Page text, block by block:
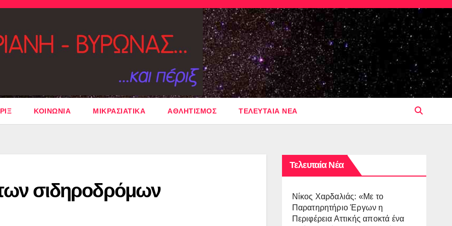
ΚΟΙΝΩΝΙΑ ΜΙΚΡΑΣΙΑΤΙΚΑ ΑΘΛΗΤΙΣΜΟΣ ΤΕΛΕΥΤΑΙΑ ΝΕΑ
των σιδηροδρόμων
Τελευταία Νέα
Νίκος Χαρδαλιάς: «Με το
Παρατηρητήριο Έργων η
Περιφέρεια Αττικής αποκτά ένα